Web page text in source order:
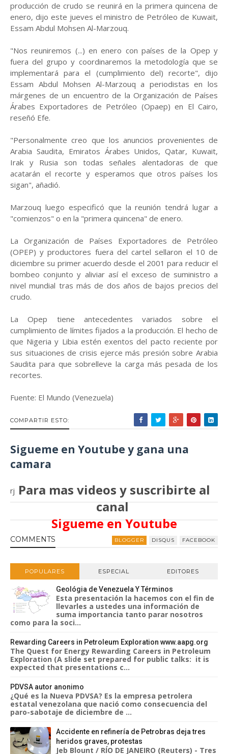
producción de crudo se reunirá en la primera quincena de
enero, dijo este jueves el ministro de Petróleo de Kuwait,
Essam Abdul Mohsen Al-Marzouq.
"Nos reuniremos (...) en enero con países de la Opep y
fuera del grupo y coordinaremos la metodología que se
implementará para el (cumplimiento del) recorte", dijo
Essam Abdul Mohsen Al-Marzouq a periodistas en los
márgenes de un encuentro de la Organización de Países
Árabes Exportadores de Petróleo (Opaep) en El Cairo,
reseñó Efe.
"Personalmente creo que los anuncios provenientes de
Arabia Saudita, Emiratos Árabes Unidos, Qatar, Kuwait,
Irak y Rusia son todas señales alentadoras de que
acatarán el recorte y esperamos que otros países los
sigan", añadió.
Marzouq luego especificó que la reunión tendrá lugar a
"comienzos" o en la "primera quincena" de enero.
La Organización de Países Exportadores de Petróleo
(OPEP) y productores fuera del cartel sellaron el 10 de
diciembre su primer acuerdo desde el 2001 para reducir el
bombeo conjunto y aliviar así el exceso de suministro a
nivel mundial tras más de dos años de bajos precios del
crudo.
La Opep tiene antecedentes variados sobre el
cumplimiento de límites fijados a la producción. El hecho de
que Nigeria y Libia estén exentos del pacto reciente por
sus situaciones de crisis ejerce más presión sobre Arabia
Saudita para que sobrelleve la carga más pesada de los
recortes.
Fuente: El Mundo (Venezuela)
COMPARTIR ESTO:
Sigueme en Youtube y gana una
camara
Para mas videos y suscribirte al
canal
Sigueme en Youtube
rj
COMMENTS BLOGGER DISQUS FACEBOOK
POPULARES ESPECIAL EDITORES
Geológia de Venezuela Y Términos
Esta presentación la hacemos con el fin de
llevarles a ustedes una información de
suma importancia tanto parar nosotros
como para la soci...
Rewarding Careers in Petroleum Exploration www.aapg.org
The Quest for Energy Rewarding Careers in Petroleum
Exploration (A slide set prepared for public talks: it is
expected that presentations c...
PDVSA autor anonimo
¿Qué es la Nueva PDVSA? Es la empresa petrolera
estatal venezolana que nació como consecuencia del
paro-sabotaje de diciembre de ...
Accidente en refinería de Petrobras deja tres
heridos graves, protestas
Jeb Blount / RÍO DE JANEIRO (Reuters) - Tres